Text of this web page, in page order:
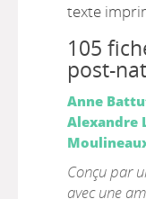
texte
105
post-
Anne
Alexandre
Conçu par
avec une